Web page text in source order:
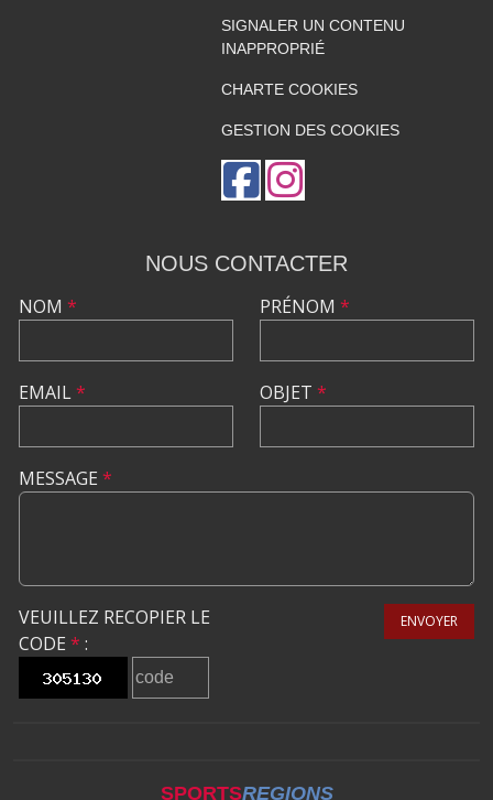
SIGNALER UN CONTENU
INAPPROPRIÉ
CHARTE COOKIES
GESTION DES COOKIES
NOUS CONTACTER
NOM *
EMAIL*
PRÉNOM *
OBJET *
MESSAGE *
VEUILLEZ RECOPIER LE
CODE * :
ENVOYER
SPORTSREGIONS